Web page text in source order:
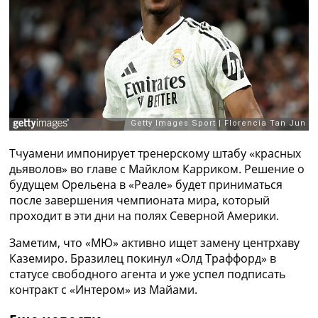
Рейтинг ФИФА
ТВ программа
RU
UA
Categories
Главная
Видео
Трансферы
Новости футбола Украины
Последние комментарии
Конкурс прогнозов
Логин
Рейтинги
Правила
Коллективный прогноз
Турниры
Чемпионат Мира
Тчуамени импонирует тренерскому штабу «красных
дьяволов» во главе с Майклом Карриком. Решение о
будущем Орельена в «Реале» будет приниматься
после завершения чемпионата мира, который
проходит в эти дни на полях Северной Америки.
Заметим, что «МЮ» активно ищет замену центрхаву
Каземиро. Бразилец покинул «Олд Траффорд» в
статусе свободного агента и уже успел подписать
контракт с «Интером» из Майами.